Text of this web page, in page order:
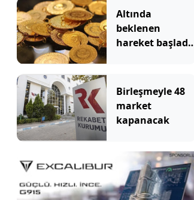
Altında
beklenen
hareket başladı!
Birleşmeyle 48
market
kapanacak